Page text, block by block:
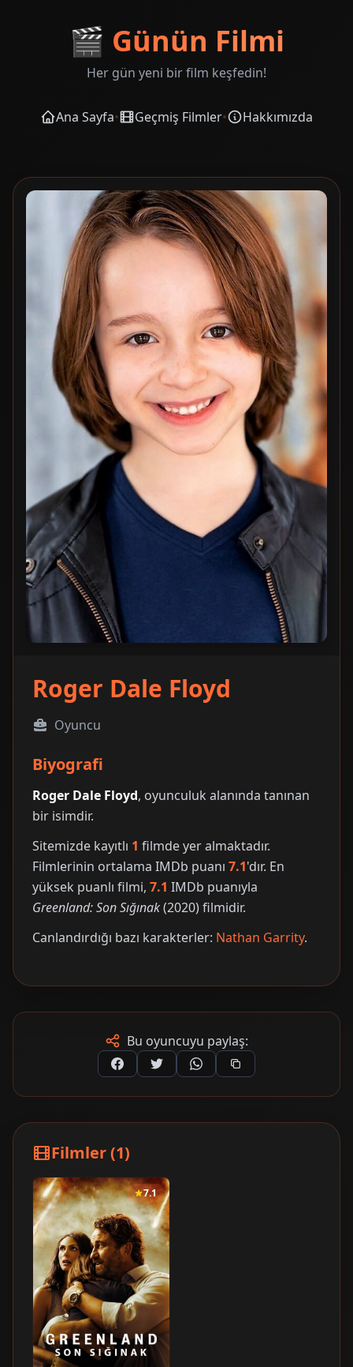
🎬 Günün Filmi
Her gün yeni bir film keşfedin!
Ana Sayfa• Geçmiş Filmler• Hakkımızda
Roger Dale Floyd
Oyuncu
Biyografi
Roger Dale Floyd, oyunculuk alanında tanınan
bir isimdir.
Sitemizde kayıtlı 1 filmde yer almaktadır.
Filmlerinin ortalama IMDb puanı 7.1'dır. En
yüksek puanlı filmi, 7.1 IMDb puanıyla
Greenland: Son Sığınak(2020) filmidir.
Canlandırdığı bazı karakterler: Nathan Garrity.
Bu oyuncuyu paylaş:
Filmler (1)
7.1